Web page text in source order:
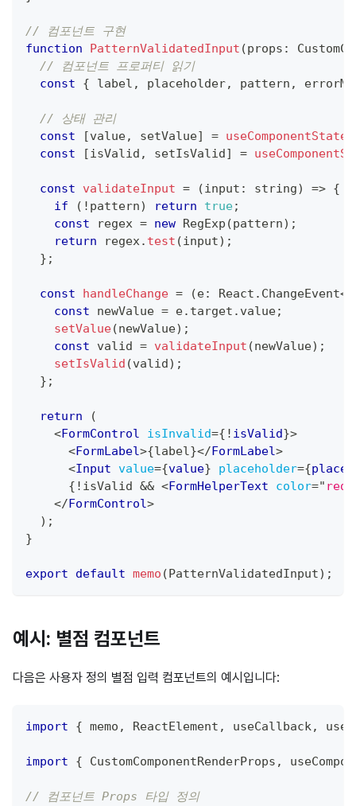
// 컴포넌트 구현
function
PatternValidatedInput (props :
// 컴포넌트 프로퍼티 읽기
const
{ label , placeholder, pattern ,
// 상태 관리
const
[value, setValue] = useComponentState
const
[isValid , setIsValid ] =
const validateInput = (input : string) => {
if
( ! pattern) return true;
const regex = new RegExp (pattern) ;
return regex. test (input) ;
} ;
const handleChange = (e: React . ChangeEvent<
const newValue = e. target . value;
setValue(newValue) ;
const valid = validateInput (newValue) ;
setIsValid (valid ) ;
} ;
return
(
<FormControl isInvalid={ ! isValid}>
<FormLabel>{label}</ FormLabel>
<Input value={value} placeholder={
{ ! isValid && <FormHelperText color=" red
</ FormControl>
) ;
}
export default memo ( PatternValidatedInput) ;
예시: 별점 컴포넌트
다음은 사용자 정의 별점 입력 컴포넌트의 예시입니다:
import { memo , ReactElement , useCallback,
import { CustomComponentRenderProps ,
// 컴포넌트 Props 타입 정의